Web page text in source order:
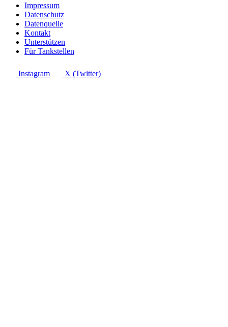
Impressum
Datenschutz
Datenquelle
Kontakt
Unterstützen
Für Tankstellen
Instagram X (Twitter)